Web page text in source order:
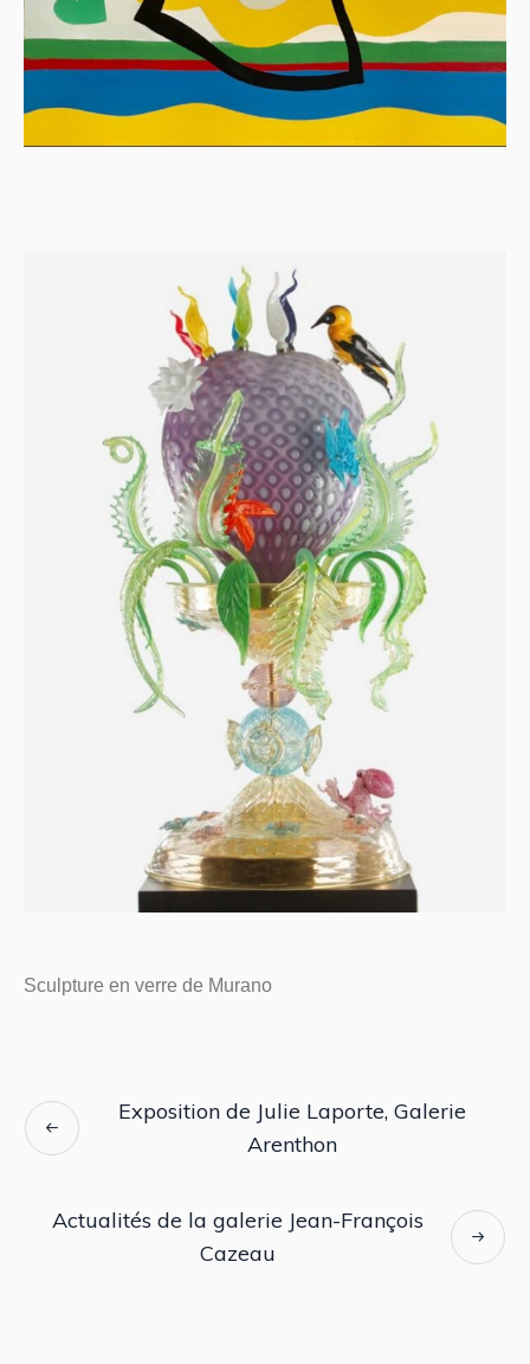
Sculpture en verre de Murano
Exposition de Julie Laporte, Galerie
Arenthon
Actualités de la galerie Jean-François
Cazeau